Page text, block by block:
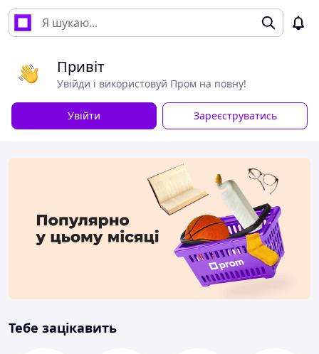
Привіт
Увійди і використовуй Пром на повну!
Увійти Зареєструватись
Тебе зацікавить